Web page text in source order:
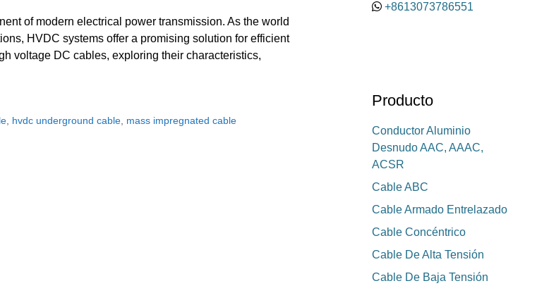
of modern electrical power transmission. As the world
HVDC systems offer a promising solution for efficient
voltage DC cables, exploring their characteristics,
, hvdc underground cable, mass impregnated cable
+8613073786551
Producto
Conductor Aluminio
Desnudo AAC, AAAC,
ACSR
Cable ABC
Cable Armado Entrelazado
Cable Concéntrico
Cable De Alta Tensión
Cable De Baja Tensión